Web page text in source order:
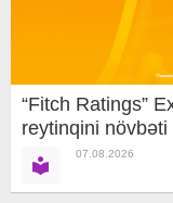
“Fitch Ratings”
reytinqini
07.08.2026